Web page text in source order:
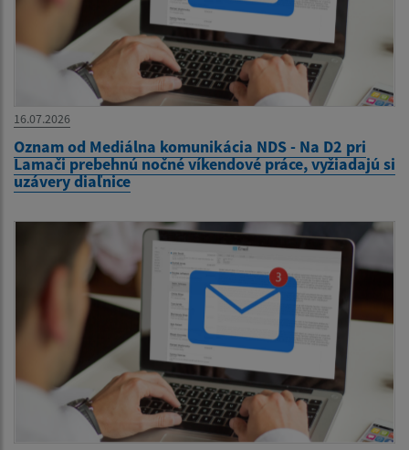
16.07.2026
Oznam od Mediálna komunikácia NDS - Na D2 pri
Lamači prebehnú nočné víkendové práce, vyžiadajú si
uzávery diaľnice